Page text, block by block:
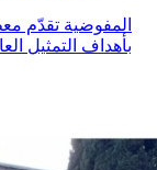
المفوضية تقدّم
بأهداف التمثيل